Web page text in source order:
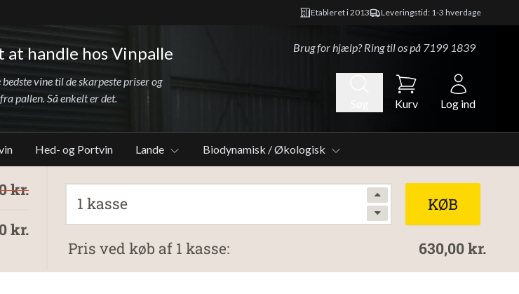
Etableret i 2013 Leveringstid: 1-3 hverdage
at handle hos Vinpalle
vine til de skarpeste priser og
pallen. Så enkelt er det.
Brug for hjælp? Ring til os på 7199 1839
Kurv Log ind
Hed- og Portvin Lande Biodynamisk / Økologisk
kr.
kr.
KØB
1 kasse
630,00 kr.
Pris ved køb af 1 kasse: